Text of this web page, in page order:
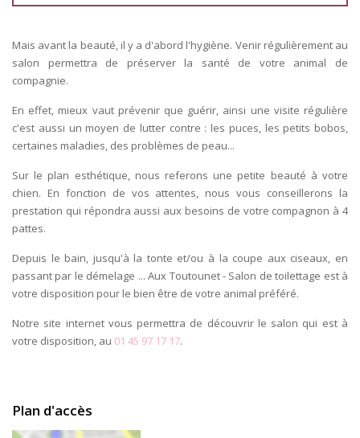
Mais avant la beauté, il y a d'abord l'hygiène. Venir régulièrement au
salon permettra de préserver la santé de votre animal de
compagnie.
En effet, mieux vaut prévenir que guérir, ainsi une visite régulière
c'est aussi un moyen de lutter contre : les puces, les petits bobos,
certaines maladies, des problèmes de peau...
Sur le plan esthétique, nous referons une petite beauté à votre
chien. En fonction de vos attentes, nous vous conseillerons la
prestation qui répondra aussi aux besoins de votre compagnon à 4
pattes.
Depuis le bain, jusqu'à la tonte et/ou à la coupe aux ciseaux, en
passant par le démelage ... Aux Toutounet - Salon de toilettage est à
votre disposition pour le bien être de votre animal préféré.
Notre site internet vous permettra de découvrir le salon qui est à
votre disposition, au 01 45 97 17 17.
Plan d'accès